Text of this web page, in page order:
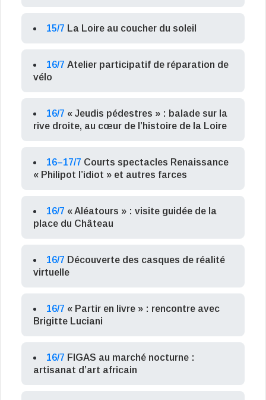
15/7 La Loire au coucher du soleil
16/7 Atelier participatif de réparation de
vélo
16/7 « Jeudis pédestres » : balade sur la
rive droite, au cœur de l’histoire de la Loire
16–17/7 Courts spectacles Renaissance
« Philipot l’idiot » et autres farces
16/7 « Aléatours » : visite guidée de la
place du Château
16/7 Découverte des casques de réalité
virtuelle
16/7 « Partir en livre » : rencontre avec
Brigitte Luciani
16/7 FIGAS au marché nocturne :
artisanat d’art africain